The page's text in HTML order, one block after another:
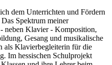
dem Unterrichten und Fördern
Spektrum meiner
neben Klavier - Komposition,
Gesang und musikalische
als Klavierbegleiterin für die
Im hessischen Schulprojekt